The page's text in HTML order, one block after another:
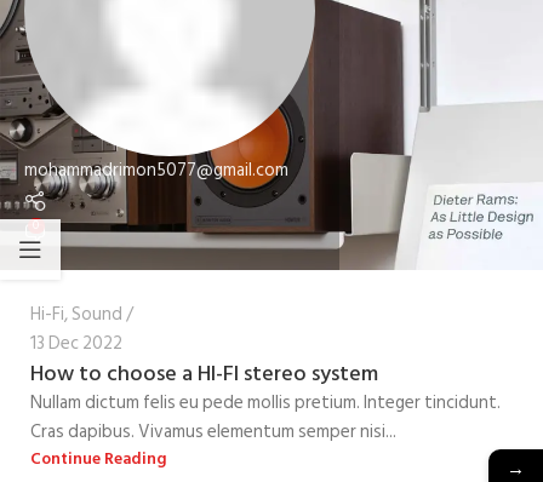
mohammadrimon5077@gmail.com
0
Hi-Fi,Sound
13 Dec 2022
How to choose a HI-FI stereo system
Nullam dictum felis eu pede mollis pretium. Integer tincidunt.
Cras dapibus. Vivamus elementum semper nisi...
Continue Reading →